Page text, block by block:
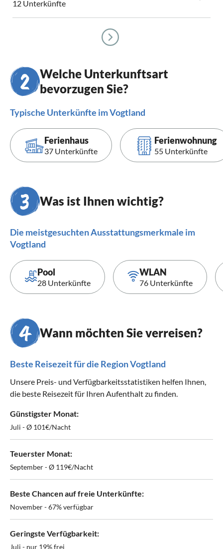
12 Unterkünfte
Welche Unterkunftsart
bevorzugen Sie?
Typische Unterkünfte im Vogtland
Ferienhaus
37 Unterkünfte
Ferienwohnung
55 Unterkünfte
Was ist Ihnen wichtig?
Die meistgesuchten Ausstattungsmerkmale im
Vogtland
Pool
28 Unterkünfte
WLAN
76 Unterkünfte
Wann möchten Sie verreisen?
Beste Reisezeit für die Region Vogtland
Unsere Preis- und Verfügbarkeitsstatistiken helfen Ihnen,
die beste Reisezeit für Ihren Aufenthalt zu finden.
Günstigster Monat:
Juli - Ø 101€/Nacht
Teuerster Monat:
September - Ø 119€/Nacht
Beste Chancen auf freie Unterkünfte:
November - 67% verfügbar
Geringste Verfügbarkeit:
Juli - nur 19% frei